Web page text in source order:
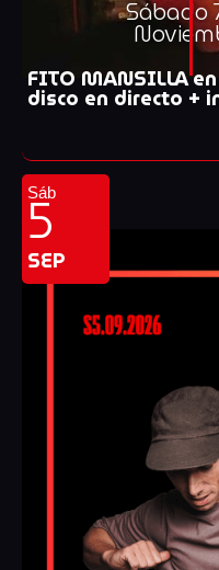
Sábado
FITO MANSILLA
disco en directo +
Sáb
5
SEP